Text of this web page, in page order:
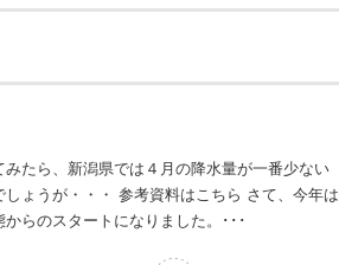
たら、新潟県では４月の降水量が一番少ない
ょうが・・・ 参考資料はこちら さて、今年は
らのスタートになりました。･･･